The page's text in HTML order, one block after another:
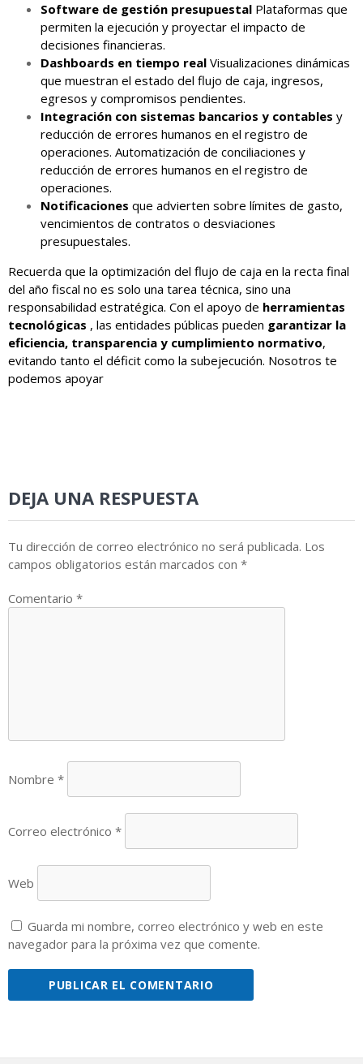
Software de gestión presupuestal Plataformas que
permiten la ejecución y proyectar el impacto de
decisiones financieras.
Dashboards en tiempo real Visualizaciones dinámicas
que muestran el estado del flujo de caja, ingresos,
egresos y compromisos pendientes.
Integración con sistemas bancarios y contables y
reducción de errores humanos en el registro de
operaciones. Automatización de conciliaciones y
reducción de errores humanos en el registro de
operaciones.
Notificaciones que advierten sobre límites de gasto,
vencimientos de contratos o desviaciones
presupuestales.
Recuerda que la optimización del flujo de caja en la recta final
del año fiscal no es solo una tarea técnica, sino una
responsabilidad estratégica. Con el apoyo de herramientas
tecnológicas , las entidades públicas pueden garantizar la
eficiencia, transparencia y cumplimiento normativo,
evitando tanto el déficit como la subejecución. Nosotros te
podemos apoyar
DEJA UNA RESPUESTA
Tu dirección de correo electrónico no será publicada. Los
campos obligatorios están marcados con *
Comentario *
Nombre *
Correo electrónico *
Web
Guarda mi nombre, correo electrónico y web en este
navegador para la próxima vez que comente.